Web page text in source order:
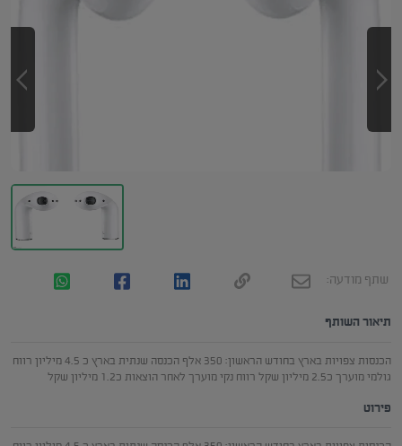
שתף מודעה:
תיאור השותף
הכנסות צפויות בארץ בחודש הראשון: 350 אלף הכנסה שנתית בארץ כ 4.5 מיליון רווח
גולמי מוערך כ2.5 מיליון שקל רווח נקי מוערך לאחר הוצאות כ1.2 מיליון שקל
פירוט